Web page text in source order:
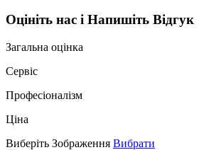
Оцініть нас і Напишіть Відгук
Загальна оцінка
Сервіс
Професіоналізм
Ціна
Виберіть Зображення Вибрати